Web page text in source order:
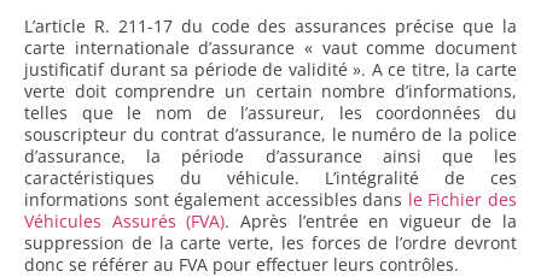
L’article R. 211-17 du code des assurances précise que la
carte internationale d’assurance « vaut comme document
justificatif durant sa période de validité ». A ce titre, la carte
verte doit comprendre un certain nombre d’informations,
telles que le nom de l’assureur, les coordonnées du
souscripteur du contrat d’assurance, le numéro de la police
d’assurance, la période d’assurance ainsi que les
caractéristiques du véhicule. L’intégralité de ces
informations sont également accessibles dans le Fichier des
Véhicules Assurés (FVA). Après l’entrée en vigueur de la
suppression de la carte verte, les forces de l’ordre devront
donc se référer au FVA pour effectuer leurs contrôles.